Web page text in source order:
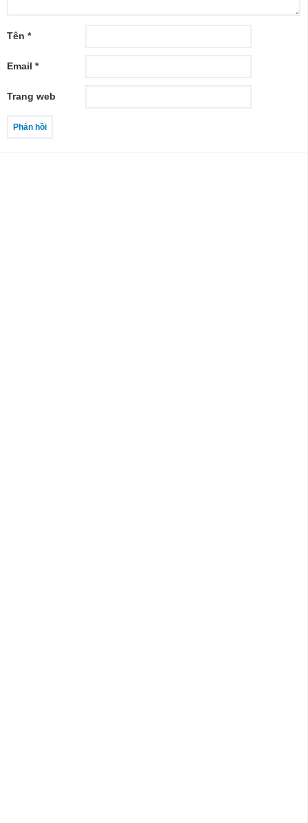
Tên *
Email *
Trang web